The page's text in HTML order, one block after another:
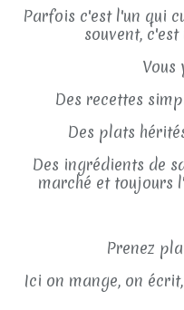
Parfois c'est l'un qui
souvent,
Vous
Des recettes
Des plats
Des ingrédients de
marché et toujours
Prenez
Ici on mange, on